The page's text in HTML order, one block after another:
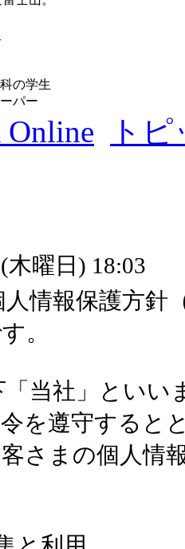
の学生
パー
Online
ト
木曜日) 18:03
人情報保護方
。
当社」といい
を遵守すると
さまの個人情